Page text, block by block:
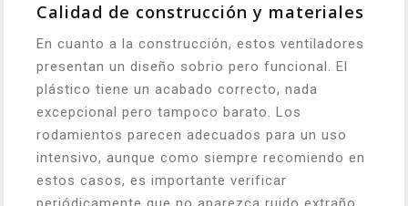
Calidad de construcción y materiales
En cuanto a la construcción, estos ventiladores
presentan un diseño sobrio pero funcional. El
plástico tiene un acabado correcto, nada
excepcional pero tampoco barato. Los
rodamientos parecen adecuados para un uso
intensivo, aunque como siempre recomiendo en
estos casos, es importante verificar